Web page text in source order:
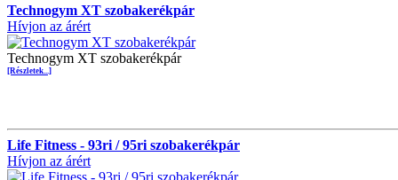
Technogym XT szobakerékpár
Hívjon az árért
Technogym XT szobakerékpár
[Részletek...]
Life Fitness - 93ri / 95ri szobakerékpár
Hívjon az árért